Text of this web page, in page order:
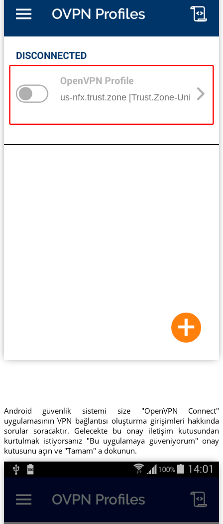
us-nfx.trust.zone [Trust.Zone-United-
Android güvenlik sistemi size "OpenVPN Connect"
uygulamasının VPN bağlantısı oluşturma girişimleri hakkında
sorular soracaktır. Gelecekte bu onay iletişim kutusundan
kurtulmak istiyorsanız "Bu uygulamaya güveniyorum" onay
kutusunu açın ve "Tamam" a dokunun.